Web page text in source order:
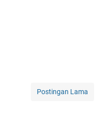
Postingan Lama